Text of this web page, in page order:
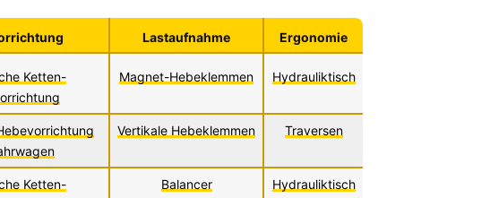
Lastaufnahme Ergonomie
Ketten-
Magnet-Hebeklemmen Hydrauliktisch
Vertikale Hebeklemmen Traversen
Ketten-
Balancer Hydrauliktisch